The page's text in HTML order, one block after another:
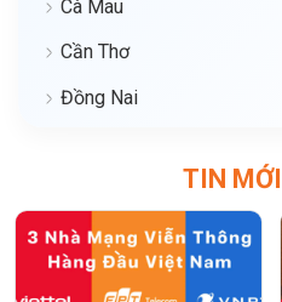
Cà Mau
Cần Thơ
Đồng Nai
TIN